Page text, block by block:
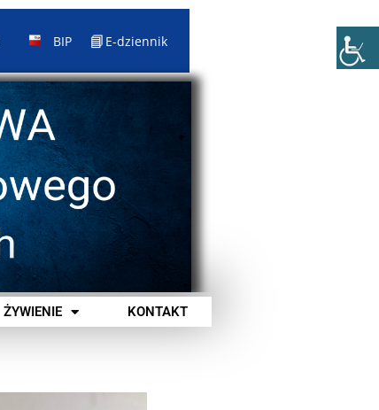
BIP 📘 E-dziennik
ŻYWIENIE KONTAKT